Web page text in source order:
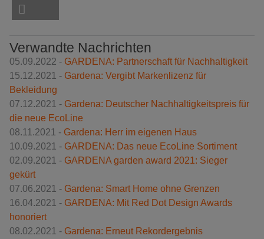
Verwandte Nachrichten
05.09.2022 - GARDENA: Partnerschaft für Nachhaltigkeit
15.12.2021 - Gardena: Vergibt Markenlizenz für
Bekleidung
07.12.2021 - Gardena: Deutscher Nachhaltigkeitspreis für
die neue EcoLine
08.11.2021 - Gardena: Herr im eigenen Haus
10.09.2021 - GARDENA: Das neue EcoLine Sortiment
02.09.2021 - GARDENA garden award 2021: Sieger
gekürt
07.06.2021 - Gardena: Smart Home ohne Grenzen
16.04.2021 - GARDENA: Mit Red Dot Design Awards
honoriert
08.02.2021 - Gardena: Erneut Rekordergebnis